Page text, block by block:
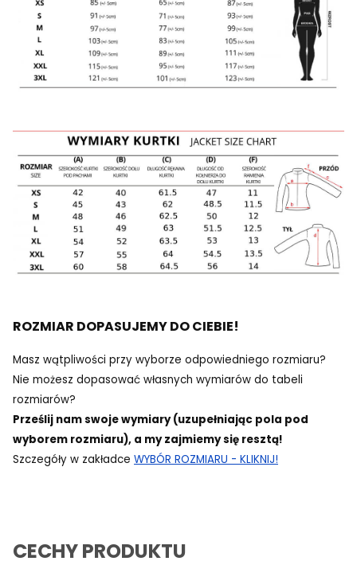
ROZMIAR DOPASUJEMY DO CIEBIE!
Masz wątpliwości przy wyborze odpowiedniego rozmiaru?
Nie możesz dopasować własnych wymiarów do tabeli
rozmiarów?
Prześlij nam swoje wymiary (uzupełniając pola pod
wyborem rozmiaru), a my zajmiemy się resztą!
Szczegóły w zakładce WYBÓR ROZMIARU - KLIKNIJ!
CECHY PRODUKTU